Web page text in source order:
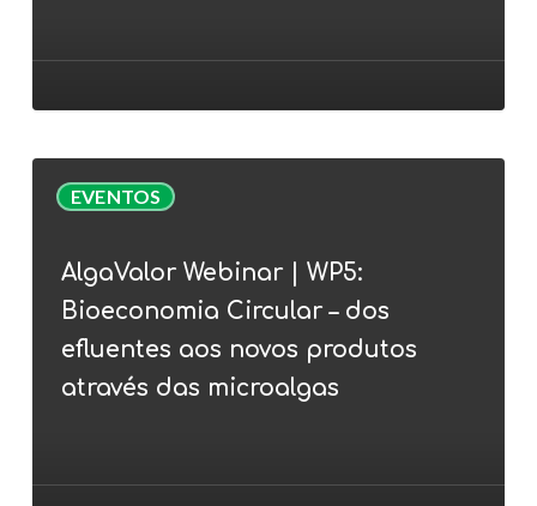
conferência
AlgaEurope
EVENTOS
Webinar
WP5:
Bioeconomia
Circular
aos
AlgaValor Webinar | WP5:
Bioeconomia Circular – dos
efluentes aos novos produtos
através das microalgas